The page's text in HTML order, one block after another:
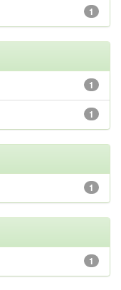
1
1
1
1
1